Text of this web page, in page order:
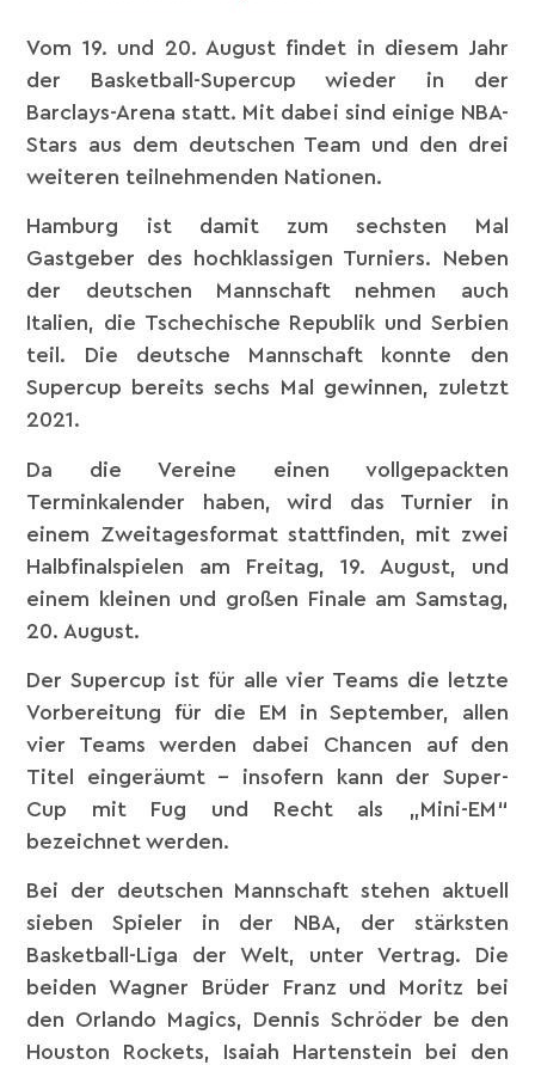
Vom 19. und 20. August findet in diesem Jahr
der Basketball-Supercup wieder in der
Barclays-Arena statt. Mit dabei sind einige NBA-
Stars aus dem deutschen Team und den drei
weiteren teilnehmenden Nationen.
Hamburg ist damit zum sechsten Mal
Gastgeber des hochklassigen Turniers. Neben
der deutschen Mannschaft nehmen auch
Italien, die Tschechische Republik und Serbien
teil. Die deutsche Mannschaft konnte den
Supercup bereits sechs Mal gewinnen, zuletzt
2021.
Da die Vereine einen vollgepackten
Terminkalender haben, wird das Turnier in
einem Zweitagesformat stattfinden, mit zwei
Halbfinalspielen am Freitag, 19. August, und
einem kleinen und großen Finale am Samstag,
20. August.
Der Supercup ist für alle vier Teams die letzte
Vorbereitung für die EM in September, allen
vier Teams werden dabei Chancen auf den
Titel eingeräumt – insofern kann der Super-
Cup mit Fug und Recht als „Mini-EM“
bezeichnet werden.
Bei der deutschen Mannschaft stehen aktuell
sieben Spieler in der NBA, der stärksten
Basketball-Liga der Welt, unter Vertrag. Die
beiden Wagner Brüder Franz und Moritz bei
den Orlando Magics, Dennis Schröder be den
Houston Rockets, Isaiah Hartenstein bei den